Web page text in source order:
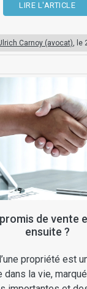
LIRE L'ARTICLE
Carnoy (avocat), le
de vente
ensuite ?
propriété est
dans la vie,